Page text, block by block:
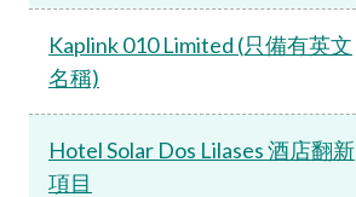
Kaplink 010 Limited (只備有英文
名稱)
Hotel Solar Dos Lilases 酒店翻新
項目